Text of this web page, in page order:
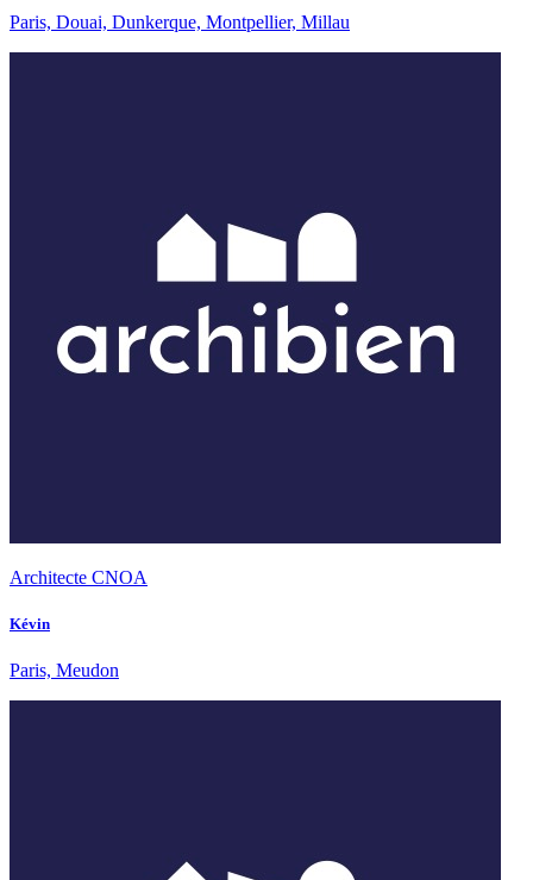
Paris, Douai, Dunkerque, Montpellier, Millau
Architecte CNOA
Kévin
Paris, Meudon